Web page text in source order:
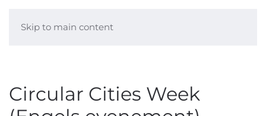
Skip to main content
Circular Cities Week